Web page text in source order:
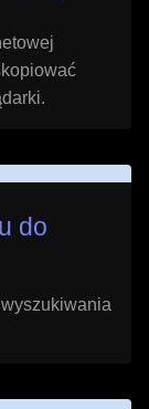
do